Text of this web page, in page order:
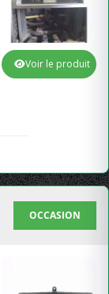
Voir le produit
OCCASION